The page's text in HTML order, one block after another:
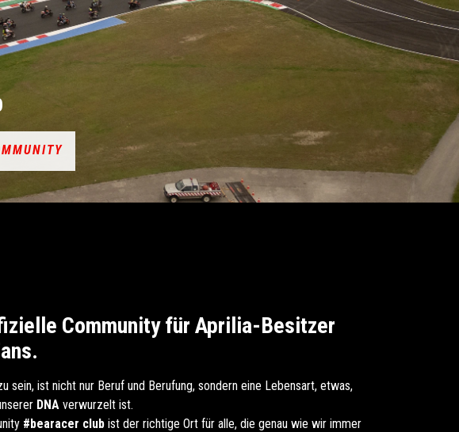
Community für Aprilia-Besitzer
sein, ist nicht nur Beruf und Berufung, sondern eine Lebensart, etwas,
DNA verwurzelt ist.
#bearacer club ist der richtige Ort für alle, die genau wie wir immer